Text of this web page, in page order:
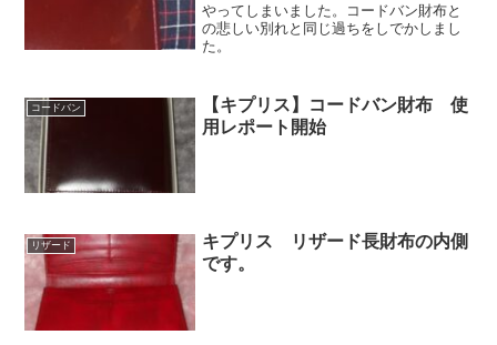
やってしまいました。コードバン財布と
の悲しい別れと同じ過ちをしでかしまし
た。
コードバン
【キプリス】コードバン財布 使
用レポート開始
リザード
キプリス リザード長財布の内側
です。